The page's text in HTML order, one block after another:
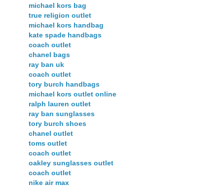
michael kors bag
true religion outlet
michael kors handbag
kate spade handbags
coach outlet
chanel bags
ray ban uk
coach outlet
tory burch handbags
michael kors outlet online
ralph lauren outlet
ray ban sunglasses
tory burch shoes
chanel outlet
toms outlet
coach outlet
oakley sunglasses outlet
coach outlet
nike air max